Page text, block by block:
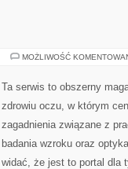
MOŻLIWOŚĆ
Ta serwis to obszerny
zdrowiu oczu, w którym
zagadnienia związane z
badania wzroku oraz
widać, że jest to portal dla